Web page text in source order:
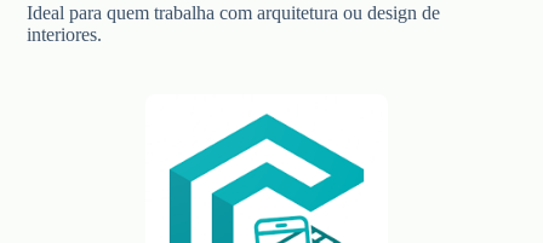
Ideal para quem trabalha com arquitetura ou design de
interiores.